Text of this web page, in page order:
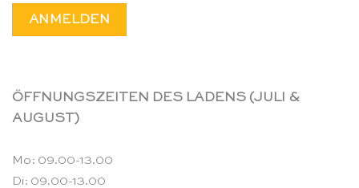
ÖFFNUNGSZEITEN DES LADENS (JULI &
AUGUST)
Mo: 09.00-13.00
Di: 09.00-13.00